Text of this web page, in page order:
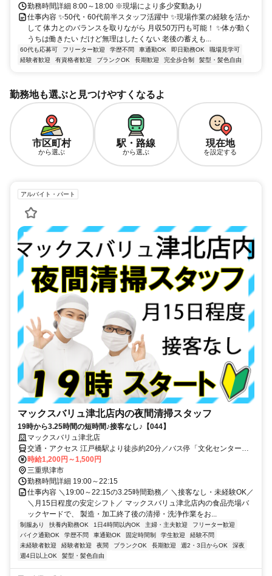
勤務時間詳細 8:00～18:00 ※現場により多少変動あり
仕事内容 ✨50代・60代前半スタッフ活躍中 ✨現場作業の経験を活か
して 体力とのバランスを取りながら 月収50万円も可能！ ✨体が動く
うちは働きたい だけど無理はしたくない 老後の蓄えも...
60代も応募可 フリーター歓迎 学歴不問 車通勤OK 即日勤務OK
職場見学可
経験者歓迎
有資格者歓迎 ブランクOK 長期歓迎 完全歩合制 髪型・髪色自由
勤務地も選ぶと見つけやすくなるよ
市区町村
から選ぶ
駅・路線
から選ぶ
現在地
を設定する
アルバイト・パート
マックスバリュ津北店内の夜間清掃スタッフ
19時から3.25時間の短時間♪接客なし♪【044】
マックスバリュ津北店
交通・アクセス 江戸橋駅より徒歩約20分／バス停「文化センター
北」より徒歩3分／総合文化センター北側
時給1,200円～1,500円
三重県津市
勤務時間詳細 19:00～22:15
仕事内容 ＼19:00～22:15の3.25時間勤務／ ＼接客なし・未経験OK／
＼月15日程度の安定シフト／ マックスバリュ津北店内の食品売場バ
ックヤードで、 製造・加工終了後の清掃・洗浄作業をお...
制服あり 扶養内勤務OK 1日4時間以内OK 主婦・主夫歓迎
フリーター歓迎
バイク通勤OK
学歴不問 車通勤OK 固定時間制 学生歓迎
経験不問
未経験者歓迎
経験者歓迎 夜間 ブランクOK 長期歓迎 週2・3日からOK
深夜
週4日以上OK
髪型・髪色自由